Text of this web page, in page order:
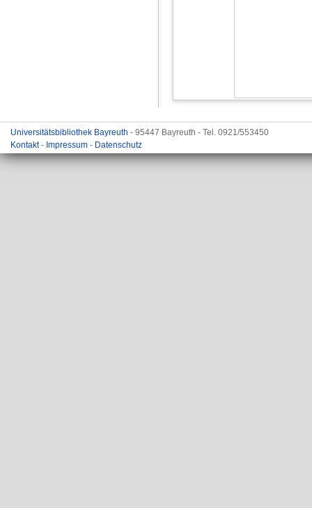
Universitätsbibliothek Bayreuth - 95447 Bayreuth - Tel. 0921/553450
Kontakt- Impressum - Datenschutz